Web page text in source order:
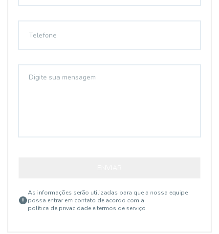
As informações serão utilizadas para que a nossa equipe
possa entrar em contato de acordo com a
política de privacidade e termos de serviço